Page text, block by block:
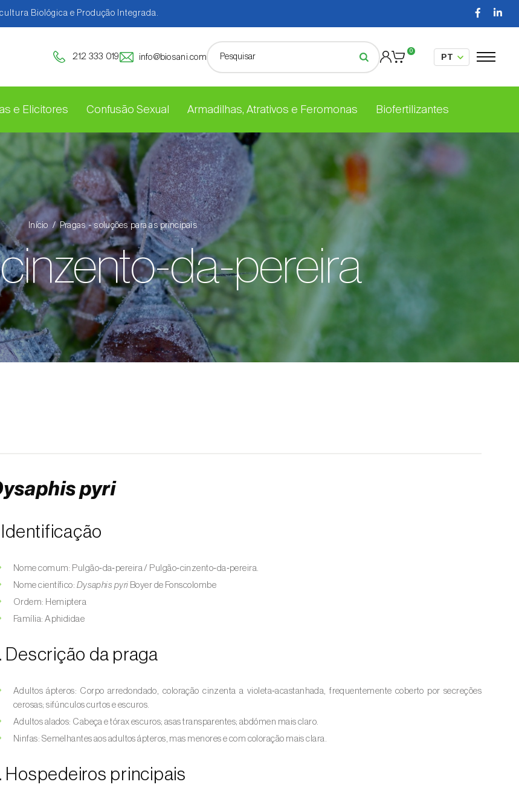
Biológica e Produção Integrada.
212 333 019 info@biosani.com
0
e Elicitores Confusão Sexual Armadilhas, Atrativos e Feromonas Biofertilizantes
Início Pragas - soluções para as principais
da-pereira
pyri
Identificação
Nome comum: Pulgão‑da‑pereira / Pulgão‑cinzento‑da‑pereira.
Nome científico: Dysaphis pyri Boyer de Fonscolombe
Ordem: Hemiptera
Família: Aphididae
Descrição da praga
Adultos ápteros: Corpo arredondado, coloração cinzenta a violeta‑acastanhada, frequentemente coberto por secreções
cerosas; sifúnculos curtos e escuros.
Adultos alados: Cabeça e tórax escuros; asas transparentes; abdómen mais claro.
Ninfas: Semelhantes aos adultos ápteros, mas menores e com coloração mais clara.
Hospedeiros principais